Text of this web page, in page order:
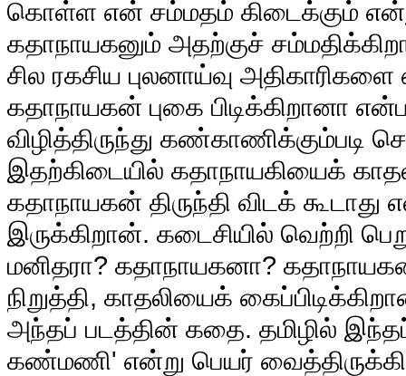
கொள்ள என் சம்மதம் கிடைக்கும் என்று
கதாநாயகனும் அதற்குச்
சில ரகசிய புலனாய்வு அதிகாரிகளை
கதாநாயகன் புகை பிடிக்கிறானா
விழித்திருந்து கண்காணிக்கும்படி
இதற்கிடையில் கதாநாயகியைக்
கதாநாயகன் திருந்தி விடக் கூடாது
இருக்கிறான். கடைசியில் வெற்றி
மனிதரா? கதாநாயகனா? கதாநாயகன்
நிறுத்தி, காதலியைக்
அந்தப் படத்தின் கதை. தமிழில்
கண்மணி' என்று பெயர்